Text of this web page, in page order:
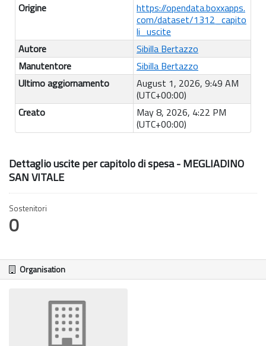
Origine
https://opendata.boxxapps.
com/dataset/1312_capito
li_uscite
Autore
Sibilla Bertazzo
Manutentore
Sibilla Bertazzo
Ultimo aggiornamento
August 1, 2026, 9:49 AM
(UTC+00:00)
Creato
May 8, 2026, 4:22 PM
(UTC+00:00)
Dettaglio uscite per capitolo di spesa - MEGLIADINO
SAN VITALE
Sostenitori
0
Organisation